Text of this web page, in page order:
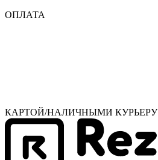
ОПЛАТА
КАРТОЙ/НАЛИЧНЫМИ КУРЬЕРУ